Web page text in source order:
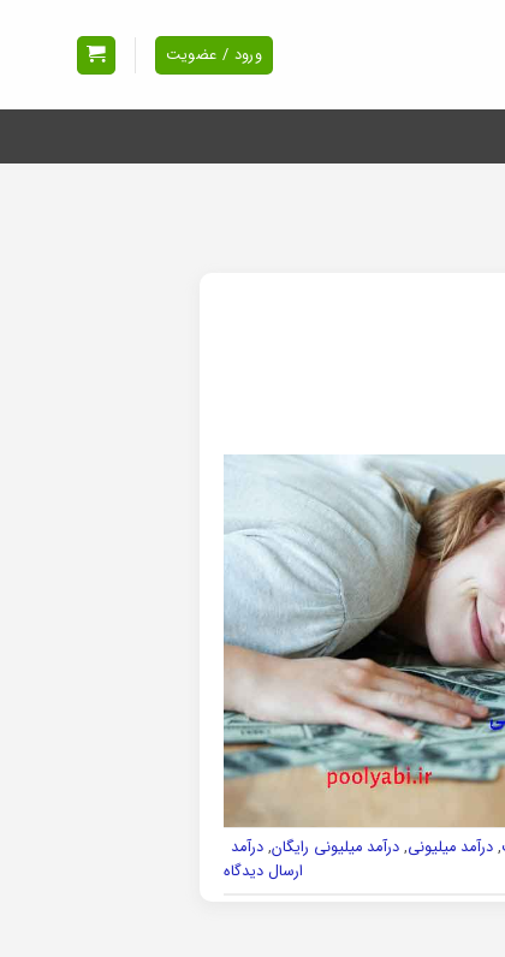
ورود / عضویت
,درآمد میلیونی,درآمد میلیونی رایگان,درآمد
ارسال دیدگاه